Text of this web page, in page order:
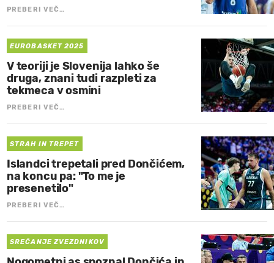
PREBERI VEČ…
EUROBASKET 2025
V teoriji je Slovenija lahko še
druga, znani tudi razpleti za
tekmeca v osmini
PREBERI VEČ…
STRAH IN TREPET
Islandci trepetali pred Dončićem,
na koncu pa: "To me je
presenetilo"
PREBERI VEČ…
SREČANJE ZVEZDNIKOV